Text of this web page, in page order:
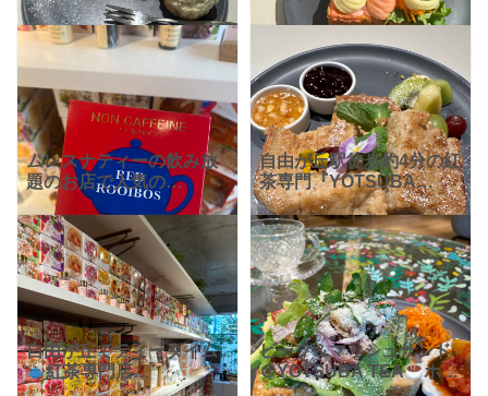
「YOTSUBA TEA」さ
ん。テレビで紹介してい
た秋のスイーツプレート
は数量限定だったので食
べれるか心配でしたが見
事
きました！ こちらは「
ュー。ピンクは明太子
で、白いのはポテトで
す。明太子とポテトっ
ムレスナティーの飲み放
題のお店で人気の
YOTSUBA TEAさんに
は、ノンカフェインのル
イボスティーの取り扱い
もあります！ 妊婦さんや
カフェインを控えている
方に
自由が丘駅徒歩約4分の紅
茶専門『YOTSUBA
TEA』（ヨツバ ティ
ー）。駅近なのに閑静な
住宅街の一角に佇む、緑
に囲まれた落ち着いたカ
フェです。 紅茶飲み放題
自由が丘でティータイム
紅茶専門店
ビーフ＆マッシュサンド
＠YOTSUBA TEA
ホッ